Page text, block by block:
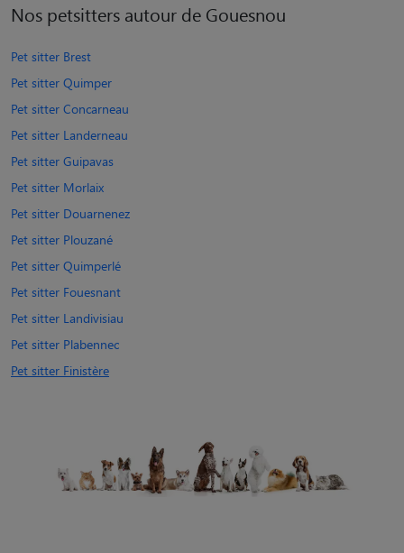
Nos petsitters autour de Gouesnou
Pet sitter Brest
Pet sitter Quimper
Pet sitter Concarneau
Pet sitter Landerneau
Pet sitter Guipavas
Pet sitter Morlaix
Pet sitter Douarnenez
Pet sitter Plouzané
Pet sitter Quimperlé
Pet sitter Fouesnant
Pet sitter Landivisiau
Pet sitter Plabennec
Pet sitter Finistère